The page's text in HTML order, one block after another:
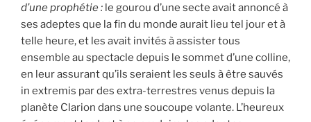
d’une prophétie: le gourou d’une secte avait annoncé à
ses adeptes que la fin du monde aurait lieu tel jour et à
telle heure, et les avait invités à assister tous
ensemble au spectacle depuis le sommet d’une colline,
en leur assurant qu’ils seraient les seuls à être sauvés
in extremis par des extra-terrestres venus depuis la
planète Clarion dans une soucoupe volante. L’heureux